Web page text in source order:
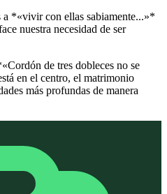
a *«vivir con ellas sabiamente...»*
nuestra necesidad de ser
de tres dobleces no se
en el centro, el matrimonio
más profundas de manera